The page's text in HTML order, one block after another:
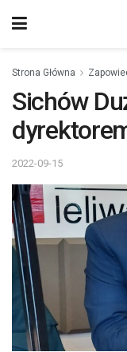
Strona Główna
Sichów
2022-09-15